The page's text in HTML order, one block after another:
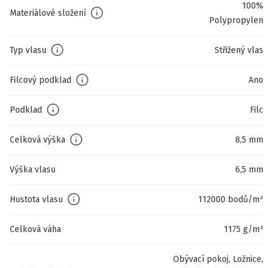
Materiálové složení
100%
Polypropylen
Typ vlasu Střižený vlas
Filcový podklad Ano
Podklad Filc
Celková výška 8,5 mm
Výška vlasu 6,5 mm
Hustota vlasu 112000 bodů/m²
Celková váha 1175 g/m²
Obývací pokoj, Ložnice,